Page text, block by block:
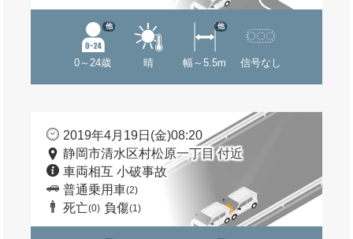
0～24歳
他
晴 幅～5.5m
他
信号なし
2019年4月19日(金)08:20
静岡市清水区村松原一丁目 付近
車両相互 小破事故
普通乗用車(2)
死亡(0) 負傷(1)